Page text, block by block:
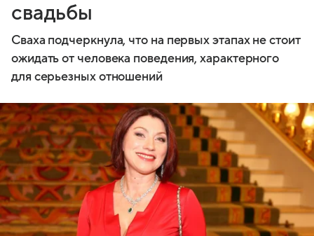
свадьбы
Сваха подчеркнула, что на первых этапах не стоит
ожидать от человека поведения, характерного
для серьезных отношений